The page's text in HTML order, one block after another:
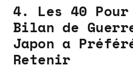
4. Les 40 Pour
Bilan de
Japon a
Retenir